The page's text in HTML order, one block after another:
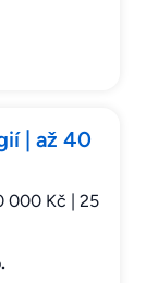
| až 40
000 Kč | 25